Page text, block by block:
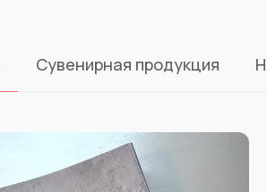
Сувенирная продукция